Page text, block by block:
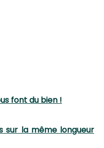
font du bien !
sur la même longueur